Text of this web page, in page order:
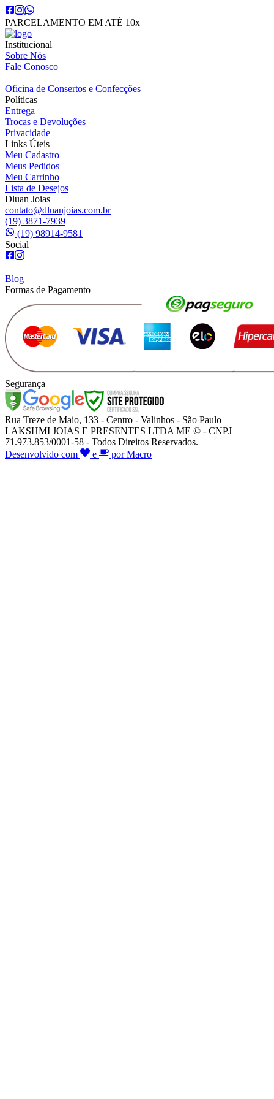
PARCELAMENTO EM ATÉ 10x
Institucional
Sobre Nós
Fale Conosco
Oficina de Consertos e Confecções
Políticas
Entrega
Trocas e Devoluções
Privacidade
Links Úteis
Meu Cadastro
Meus Pedidos
Meu Carrinho
Lista de Desejos
Dluan Joias
contato@dluanjoias.com.br
(19) 3871-7939
(19) 98914-9581
Social
Blog
Formas de Pagamento
Segurança
Rua Treze de Maio, 133 - Centro - Valinhos - São Paulo
LAKSHMI JOIAS E PRESENTES LTDA ME © - CNPJ
71.973.853/0001-58 - Todos Direitos Reservados.
Desenvolvido com
e por Macro